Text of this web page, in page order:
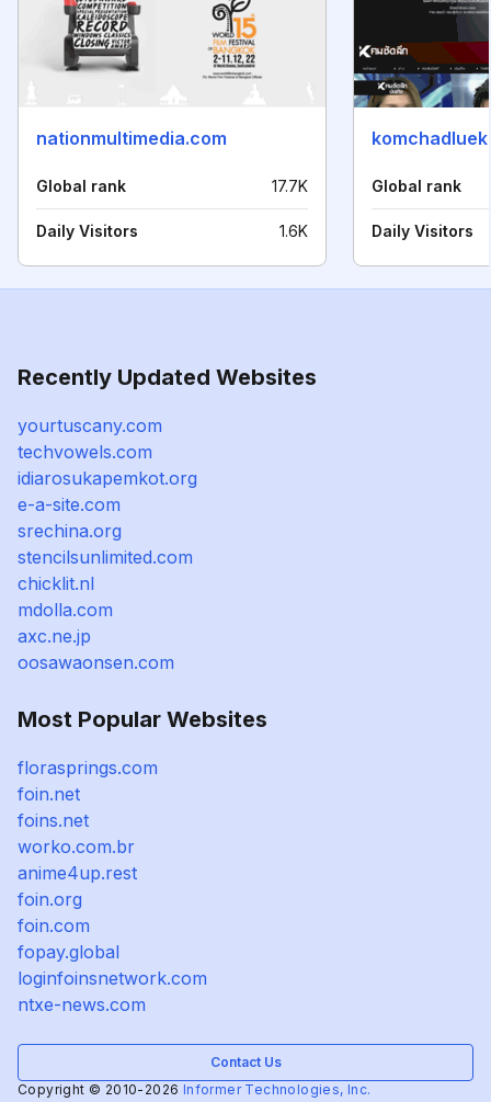
nationmultimedia.com
Global rank 17.7K
Daily Visitors 1.6K
Global rank
Daily Visitors
Recently Updated Websites
yourtuscany.com
techvowels.com
idiarosukapemkot.org
e-a-site.com
srechina.org
stencilsunlimited.com
chicklit.nl
mdolla.com
axc.ne.jp
oosawaonsen.com
Most Popular Websites
florasprings.com
foin.net
foins.net
worko.com.br
anime4up.rest
foin.org
foin.com
fopay.global
loginfoinsnetwork.com
ntxe-news.com
Contact Us
Copyright © 2010-2026 Informer Technologies, Inc.